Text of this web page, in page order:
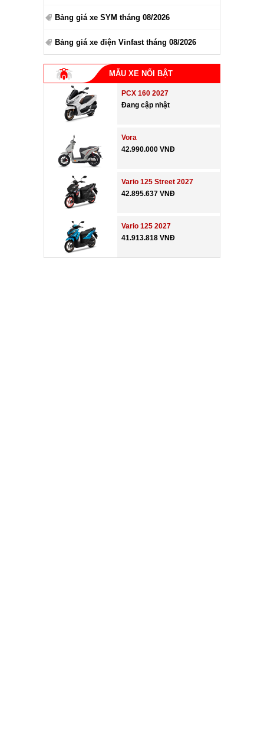
Bảng giá xe SYM tháng 08/2026
Bảng giá xe điện Vinfast tháng 08/2026
MẪU XE NỔI BẬT
PCX 160 2027
Đang cập nhật
Vora
42.990.000 VNĐ
Vario 125 Street 2027
42.895.637 VNĐ
Vario 125 2027
41.913.818 VNĐ